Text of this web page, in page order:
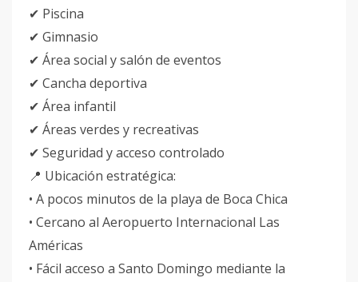
✔ Piscina
✔ Gimnasio
✔ Área social y salón de eventos
✔ Cancha deportiva
✔ Área infantil
✔ Áreas verdes y recreativas
✔ Seguridad y acceso controlado
📍 Ubicación estratégica:
• A pocos minutos de la playa de Boca Chica
• Cercano al Aeropuerto Internacional Las
Américas
• Fácil acceso a Santo Domingo mediante la